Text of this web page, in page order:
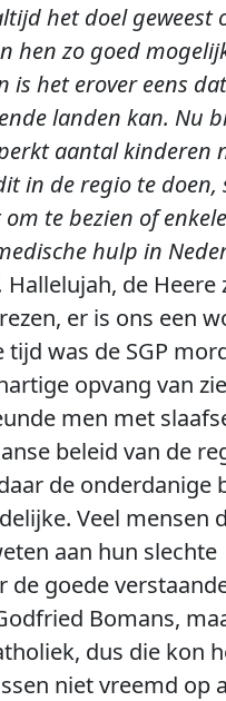
het doel geweest
hen zo goed
is het erover eens
landen kan. Nu
aantal kinderen
in de regio te doen,
om te bezien of
hulp in
Hallelujah, de Heere
er is ons een
tijd was de SGP
opvang van
men met
beleid van de
de onderdanige
Veel mensen
aan hun slechte
de goede
Bomans,
dus die kon
niet vreemd op